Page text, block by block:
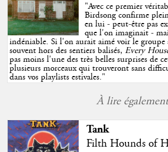
"Avec ce premier
Birdsong confirme
en lui - peut-être pas
que l'on imaginait -
indéniable. Si l'on aurait aimé voir le
souvent hors des sentiers balisés,Every
pas moins l'une des très belles surprises de
plusieurs morceaux qui trouveront sans
dans vos playlists estivales."
À lire également
Tank
Filth Hounds of